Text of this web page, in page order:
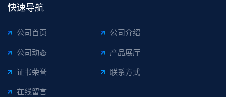
快速导航
公司首页 公司介绍
公司动态 产品展厅
证书荣誉 联系方式
在线留言